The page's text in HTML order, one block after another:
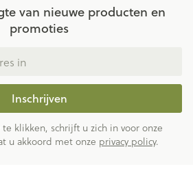
van nieuwe producten en
promoties
Inschrijven
klikken, schrijft u zich in voor onze
u akkoord met onze privacy policy.